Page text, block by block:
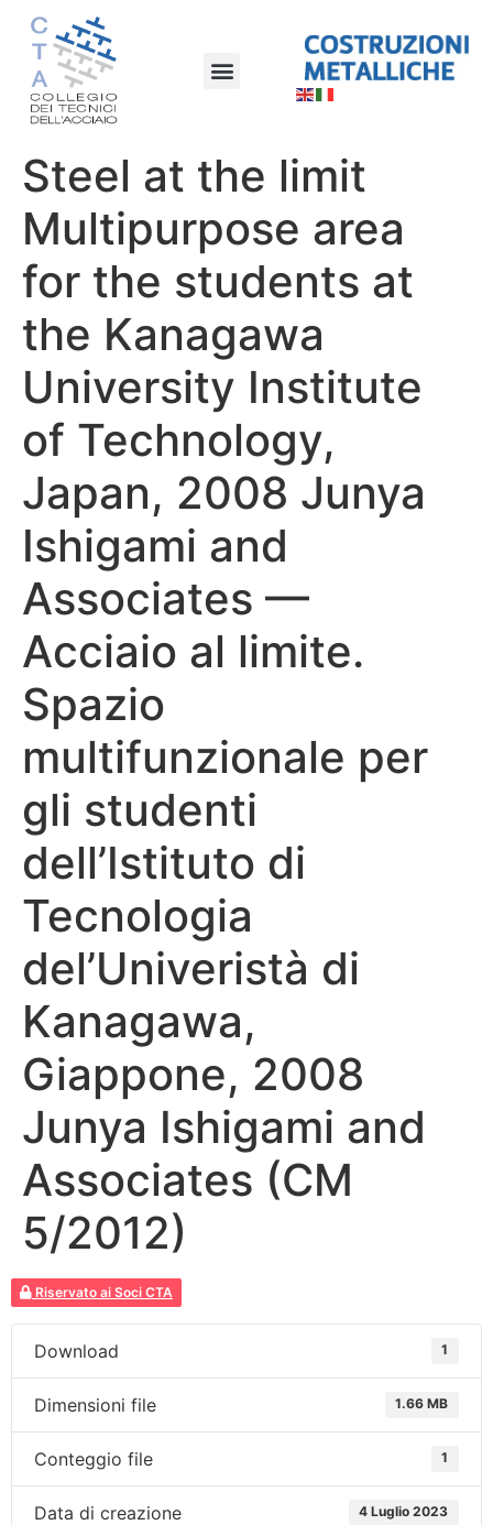
Steel at the limit
Multipurpose area
for the students at
the Kanagawa
University Institute
of Technology,
Japan, 2008 Junya
Ishigami and
Associates —
Acciaio al limite.
Spazio
multifunzionale per
gli studenti
dell’Istituto di
Tecnologia
del’Univeristà di
Kanagawa,
Giappone, 2008
Junya Ishigami and
Associates (CM
5/2012)
Riservato ai Soci CTA
Download 1
Dimensioni file 1.66 MB
Conteggio file 1
Data di creazione 4 Luglio 2023